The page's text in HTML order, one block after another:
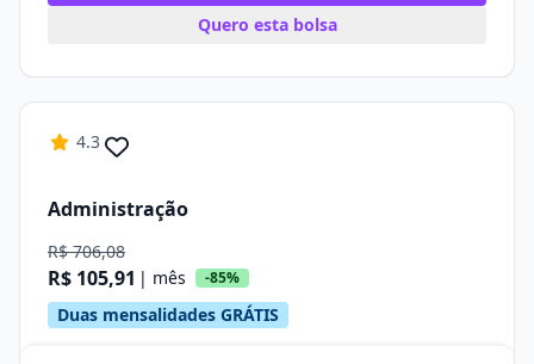
Quero esta bolsa
4.3
Administração
R$ 706,08
R$ 105,91 | mês -85%
Duas mensalidades GRÁTIS